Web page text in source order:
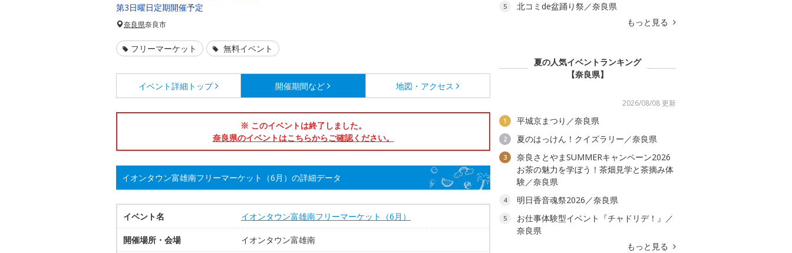
第3日曜日定期開催予定
奈良県奈良市
フリーマーケット 無料イベント
イベント詳細 トップ 開催期間など 地図・アクセス
※ このイベントは終了しました。
奈良県のイベントはこちらからご確認ください。
イオンタウン富雄南フリーマーケット（6月）の詳細データ
イベント名 イオンタウン富雄南フリーマーケット（6月）
開催場所・会場 イオンタウン富雄南
5
北コミde盆踊り祭／奈良県
もっと見る
夏の人気イベントランキング
【奈良県】
2026/08/08 更新
1 平城京まつり／奈良県
2 夏のはっけん！クイズラリー／奈良県
3
奈良さとやまSUMMERキャンペーン2026
お茶の魅力を学ぼう！茶畑見学と茶摘み体
験／奈良県
4 明日香音魂祭2026／奈良県
5
お仕事体験型イベント『チャドリデ！』／
奈良県
もっと見る